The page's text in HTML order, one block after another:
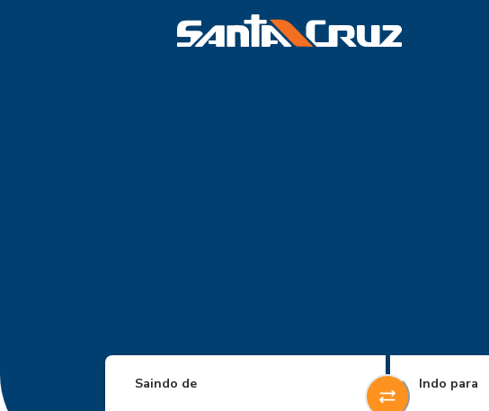
Saindo de Indo para